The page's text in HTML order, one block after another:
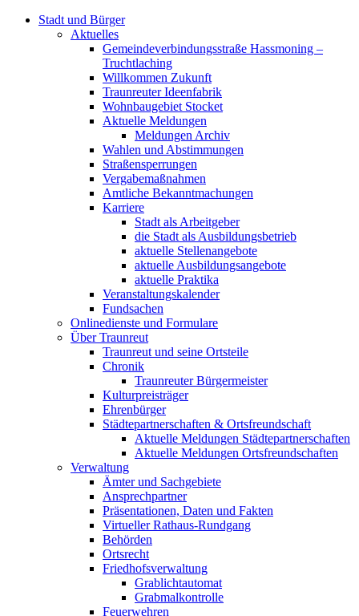
Stadt und Bürger
Aktuelles
Gemeindeverbindungsstraße Hassmoning –
Truchtlaching
Willkommen Zukunft
Traunreuter Ideenfabrik
Wohnbaugebiet Stocket
Aktuelle Meldungen
Meldungen Archiv
Wahlen und Abstimmungen
Straßensperrungen
Vergabemaßnahmen
Amtliche Bekanntmachungen
Karriere
Stadt als Arbeitgeber
die Stadt als Ausbildungsbetrieb
aktuelle Stellenangebote
aktuelle Ausbildungsangebote
aktuelle Praktika
Veranstaltungskalender
Fundsachen
Onlinedienste und Formulare
Über Traunreut
Traunreut und seine Ortsteile
Chronik
Traunreuter Bürgermeister
Kulturpreisträger
Ehrenbürger
Städtepartnerschaften & Ortsfreundschaft
Aktuelle Meldungen Städtepartnerschaften
Aktuelle Meldungen Ortsfreundschaften
Verwaltung
Ämter und Sachgebiete
Ansprechpartner
Präsentationen, Daten und Fakten
Virtueller Rathaus-Rundgang
Behörden
Ortsrecht
Friedhofsverwaltung
Grablichtautomat
Grabmalkontrolle
Feuerwehren